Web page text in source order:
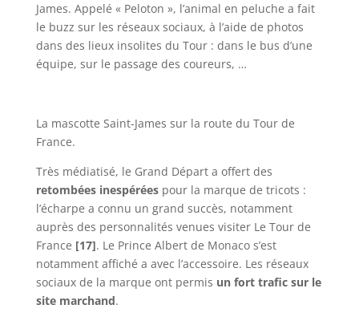
James. Appelé « Peloton », l’animal en peluche a fait
le buzz sur les réseaux sociaux, à l’aide de photos
dans des lieux insolites du Tour : dans le bus d’une
équipe, sur le passage des coureurs, …
La mascotte Saint-James sur la route du Tour de
France.
Très médiatisé, le Grand Départ a offert des
retombées inespéréespour la marque de tricots :
l’écharpe a connu un grand succès, notamment
auprès des personnalités venues visiter Le Tour de
France [17]. Le Prince Albert de Monaco s’est
notamment affiché a avec l’accessoire. Les réseaux
sociaux de la marque ont permis un fort trafic sur le
site marchand.